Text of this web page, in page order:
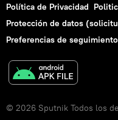
Política de Privacidad
Protección de datos
Preferencias de seguimiento
© 2026 Sputnik Todos los